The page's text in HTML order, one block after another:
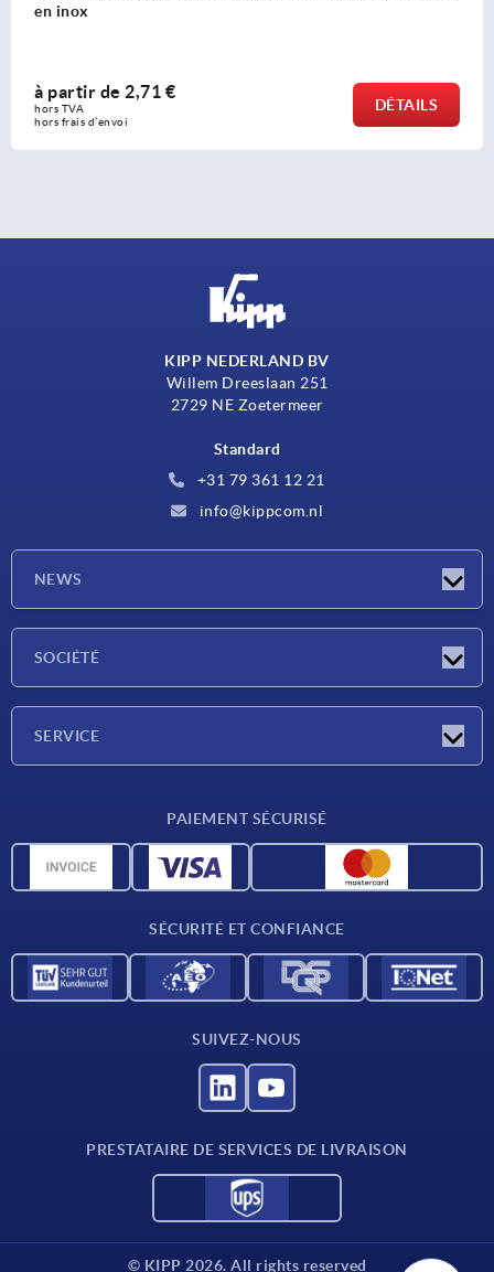
en inox
à partir de 2,71 €
hors TVA
hors frais d’envoi
DÉTAILS
KIPP NEDERLAND BV
Willem Dreeslaan 251
2729 NE Zoetermeer
Standard
+31 79 361 12 21
info@kippcom.nl
NEWS
SOCIÉTÉ
SERVICE
Données CAO
PAIEMENT SÉCURISÉ
SÉCURITÉ ET CONFIANCE
SUIVEZ-NOUS
PRESTATAIRE DE SERVICES DE LIVRAISON
© KIPP 2026. All rights reserved